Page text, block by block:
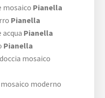
mosaico Pianella
Pianella
Pianella
Pianella
mosaico
moderno